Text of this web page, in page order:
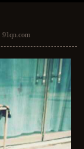
91qn.com